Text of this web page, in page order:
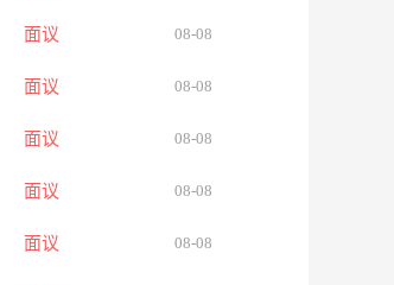
面议 08-08
面议 08-08
面议 08-08
面议 08-08
面议 08-08